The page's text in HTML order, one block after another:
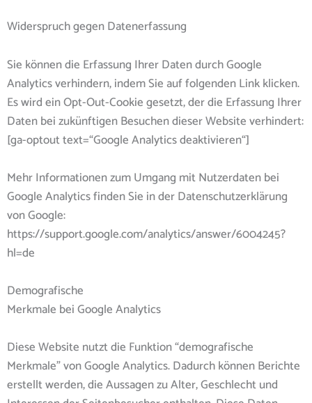
Widerspruch gegen Datenerfassung
Sie können die Erfassung Ihrer Daten durch Google
Analytics verhindern, indem Sie auf folgenden Link klicken.
Es wird ein Opt-Out-Cookie gesetzt, der die Erfassung Ihrer
Daten bei zukünftigen Besuchen dieser Website verhindert:
[ga-optout text=“Google Analytics deaktivieren“]
Mehr Informationen zum Umgang mit Nutzerdaten bei
Google Analytics finden Sie in der Datenschutzerklärung
von Google:
https://support.google.com/analytics/answer/6004245?
hl=de
Demografische
Merkmale bei Google Analytics
Diese Website nutzt die Funktion “demografische
Merkmale” von Google Analytics. Dadurch können Berichte
erstellt werden, die Aussagen zu Alter, Geschlecht und